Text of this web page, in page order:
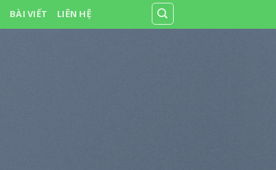
BÀI VIẾT LIÊN HỆ